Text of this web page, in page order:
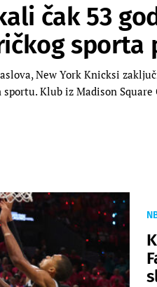
čak 53
sporta
New York Knicksi
Klub iz Madison